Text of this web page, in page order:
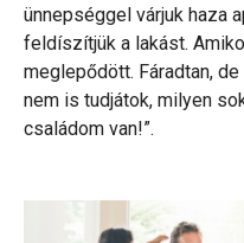
ünnepséggel várjuk haza
feldíszítjük a lakást.
meglepődött. Fáradtan,
nem is tudjátok, milyen
családom van!”.